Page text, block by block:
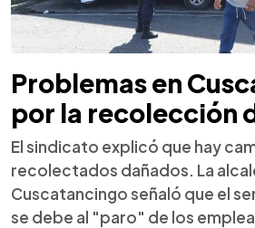
Problemas en
por la recolección
El sindicato explicó que hay
recolectados dañados. La
Cuscatancingo señaló que el
se debe al "paro" de los